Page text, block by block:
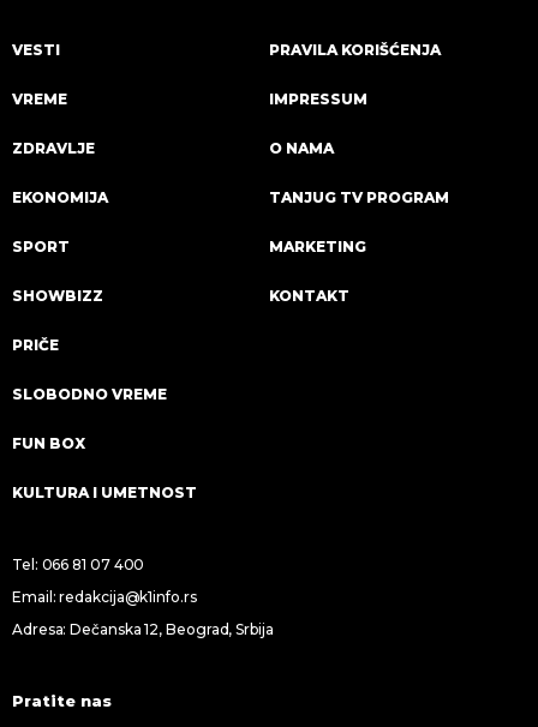
VESTI
VREME
ZDRAVLJE
EKONOMIJA
SPORT
SHOWBIZZ
PRIČE
SLOBODNO VREME
FUN BOX
KULTURA I UMETNOST
PRAVILA KORIŠĆENJA
IMPRESSUM
O NAMA
TANJUG TV PROGRAM
MARKETING
KONTAKT
Tel: 066 81 07 400
Email:redakcija@k1info.rs
Adresa: Dečanska 12, Beograd, Srbija
Pratite nas